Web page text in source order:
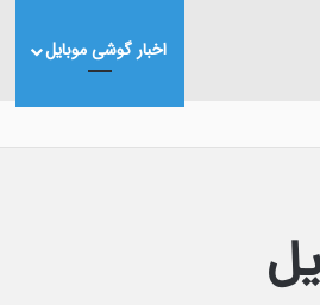
اخبار گوشی موبایل
محل آن و نحوه استفاده